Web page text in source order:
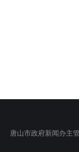
唐山市政府新闻办主